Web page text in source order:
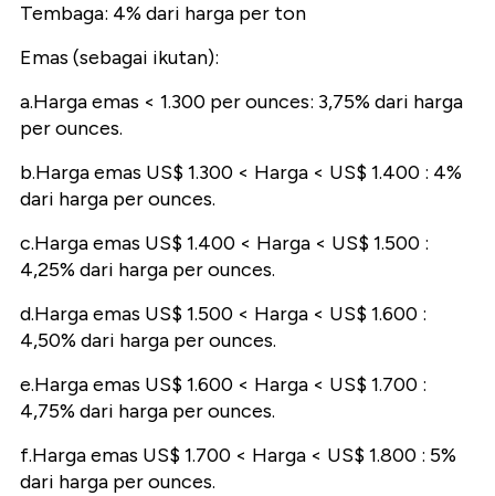
Tembaga: 4% dari harga per ton
Emas (sebagai ikutan):
a.Harga emas < 1.300 per ounces: 3,75% dari harga
per ounces.
b.Harga emas US$ 1.300 < Harga < US$ 1.400 : 4%
dari harga per ounces.
c.Harga emas US$ 1.400 < Harga < US$ 1.500 :
4,25% dari harga per ounces.
d.Harga emas US$ 1.500 < Harga < US$ 1.600 :
4,50% dari harga per ounces.
e.Harga emas US$ 1.600 < Harga < US$ 1.700 :
4,75% dari harga per ounces.
f.Harga emas US$ 1.700 < Harga < US$ 1.800 : 5%
dari harga per ounces.